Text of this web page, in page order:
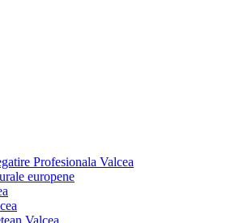
Profesionala Valcea
europene
Valcea